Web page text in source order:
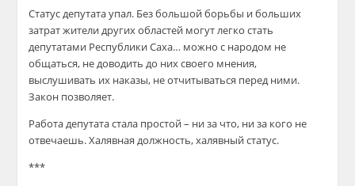
Статус депутата упал. Без большой борьбы и больших
затрат жители других областей могут легко стать
депутатами Республики Саха… можно с народом не
общаться, не доводить до них своего мнения,
выслушивать их наказы, не отчитываться перед ними.
Закон позволяет.
Работа депутата стала простой – ни за что, ни за кого не
отвечаешь. Халявная должность, халявный статус.
***